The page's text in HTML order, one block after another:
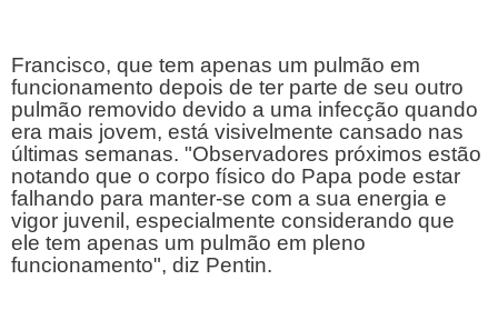
Francisco, que tem apenas um pulmão em
funcionamento depois de ter parte de seu outro
pulmão removido devido a uma infecção quando
era mais jovem, está visivelmente cansado nas
últimas semanas. "Observadores próximos estão
notando que o corpo físico do Papa pode estar
falhando para manter-se com a sua energia e
vigor juvenil, especialmente considerando que
ele tem apenas um pulmão em pleno
funcionamento", diz Pentin.